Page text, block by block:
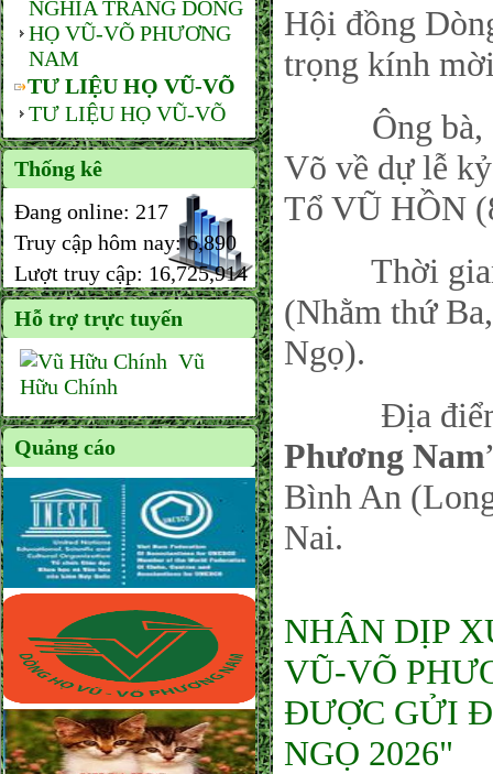
NGHĨA TRANG DÒNG
HỌ VŨ-VÕ PHƯƠNG
NAM
TƯ LIỆU HỌ VŨ-VÕ
TƯ LIỆU HỌ VŨ-VÕ
Thống kê
Đang online: 217
Truy cập hôm nay:6,890
Lượt truy cập: 16,725,914
Hỗ trợ trực tuyến
Vũ
Hữu Chính
Quảng cáo
Hội đồng
trọng kính
Ông bà,
Võ về dự lễ
Tổ VŨ HỒN
Thời gian:
(Nhằm thứ
Ngọ).
Địa
Phương Nam
Bình An
Nai.
NHÂN DỊP
VŨ-VÕ
ĐƯỢC GỬI
NGỌ 2026"